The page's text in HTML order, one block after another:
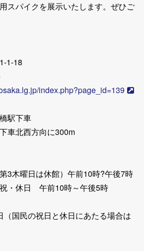
スパイクを展示いたします。ぜひご
1-18
index.php?page_id=139
駅下車
車北西方向に300m
3木曜日は休館）午前10時?午後7時
・休日 午前10時～午後5時
国民の祝日と休日にあたる場合は